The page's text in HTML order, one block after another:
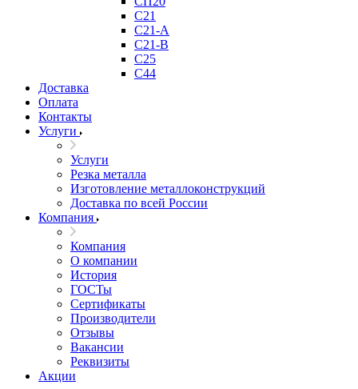
С21
С21-А
С21-В
С25
С44
Доставка
Оплата
Контакты
Услуги
Услуги
Резка металла
Изготовление металлоконструкций
Доставка по всей России
Компания
Компания
О компании
История
ГОСТы
Сертификаты
Производители
Отзывы
Вакансии
Реквизиты
Акции